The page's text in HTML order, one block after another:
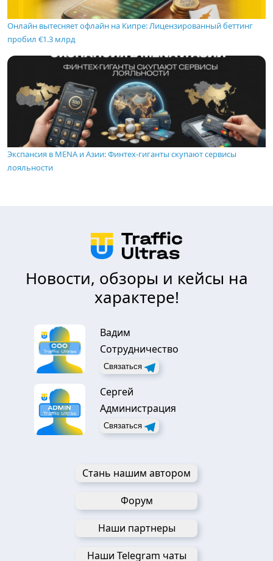
Онлайн вытесняет офлайн на Кипре: Лицензированный беттинг
пробил €1.3 млрд
Экспансия в MENA и Азии: Финтех-гиганты скупают сервисы
лояльности
Новости, обзоры и кейсы на
характере!
Вадим
Сотрудничество
Связаться
Сергей
Администрация
Связаться
Стань нашим автором
Форум
Наши партнеры
Наши Telegram чаты